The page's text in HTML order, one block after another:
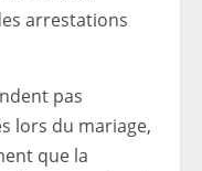
arrestations
pas
lors du mariage,
que la